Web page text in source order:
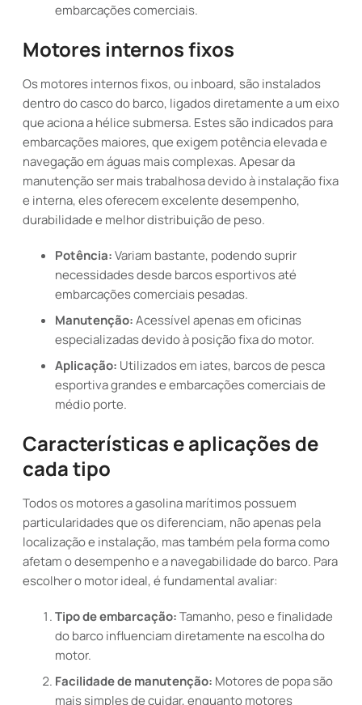
embarcações comerciais.
Motores internos fixos
Os motores internos fixos, ou inboard, são instalados
dentro do casco do barco, ligados diretamente a um eixo
que aciona a hélice submersa. Estes são indicados para
embarcações maiores, que exigem potência elevada e
navegação em águas mais complexas. Apesar da
manutenção ser mais trabalhosa devido à instalação fixa
e interna, eles oferecem excelente desempenho,
durabilidade e melhor distribuição de peso.
Potência:Variam bastante, podendo suprir
necessidades desde barcos esportivos até
embarcações comerciais pesadas.
Manutenção:Acessível apenas em oficinas
especializadas devido à posição fixa do motor.
Aplicação: Utilizados em iates, barcos de pesca
esportiva grandes e embarcações comerciais de
médio porte.
Características e aplicações de
cada tipo
Todos os motores a gasolina marítimos possuem
particularidades que os diferenciam, não apenas pela
localização e instalação, mas também pela forma como
afetam o desempenho e a navegabilidade do barco. Para
escolher o motor ideal, é fundamental avaliar:
Tipo de embarcação:Tamanho, peso e finalidade
do barco influenciam diretamente na escolha do
motor.
Facilidade de manutenção: Motores de popa são
mais simples de cuidar, enquanto motores